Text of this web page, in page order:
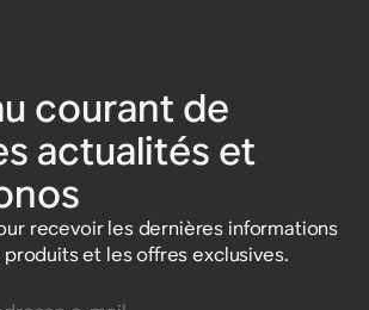
courant de
actualités et
recevoir les dernières informations
produits et les offres exclusives.